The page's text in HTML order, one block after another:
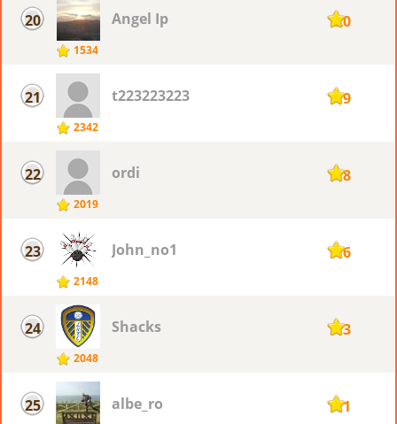
20
1534
Angel Ip 120
21
2342
t223223223 119
22
2019
ordi 118
23
2148
John_no1 116
24
2048
Shacks 113
25 albe_ro 111